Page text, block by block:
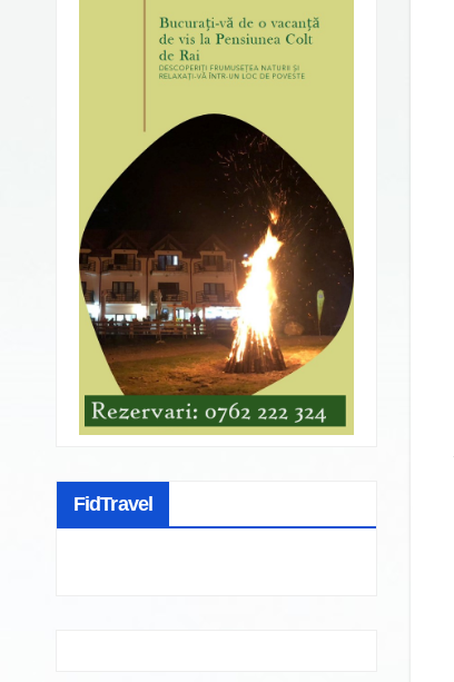
FidTravel